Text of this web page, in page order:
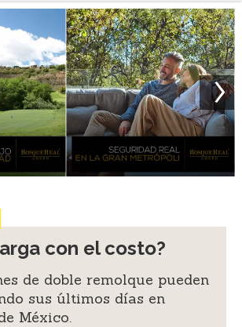
con el costo?
de doble remolque pueden
sus últimos días en
México.